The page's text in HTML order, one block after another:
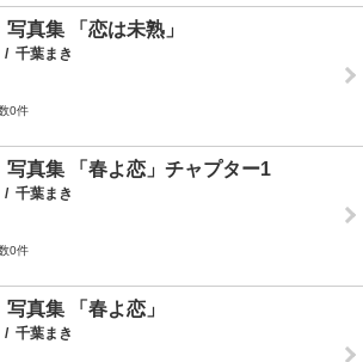
真集 「恋は未熟」
/ 千葉まき
0件
写真集 「春よ恋」チャプター1
/ 千葉まき
0件
真集 「春よ恋」
/ 千葉まき